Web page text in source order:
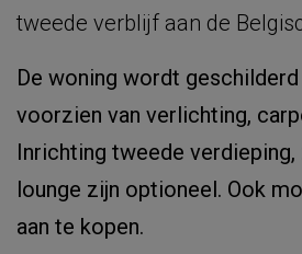
tweede verblijf aan de
De woning wordt
voorzien van verlichting,
Inrichting tweede verdieping,
lounge zijn optioneel. Ook
aan te kopen.